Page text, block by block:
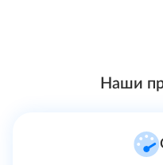
Наши